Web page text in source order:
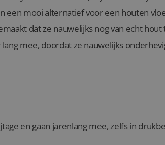
een mooi alternatief voor een houten
dat ze nauwelijks nog van echt hout
mee, doordat ze nauwelijks
en gaan jarenlang mee, zelfs in